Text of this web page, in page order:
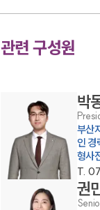
관련 구성원
박
부산
인
형사
T.
권